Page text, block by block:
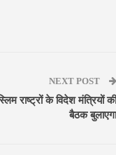
NEXT POST
राष्ट्रों के विदेश मंत्रियों की
बैठक बुलाएगा